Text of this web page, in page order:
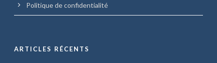
Politique de confidentialité
ARTICLES RÉCENTS